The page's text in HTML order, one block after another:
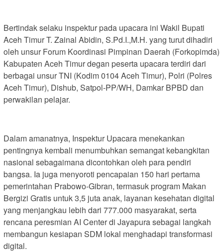
Bertindak selaku inspektur pada upacara ini Wakil Bupati
Aceh Timur T. Zainal Abidin, S.Pd.I.,M.H. yang turut dihadiri
oleh unsur Forum Koordinasi Pimpinan Daerah (Forkopimda)
Kabupaten Aceh Timur degan peserta upacara terdiri dari
berbagai unsur TNI (Kodim 0104 Aceh Timur), Polri (Polres
Aceh Timur), Dishub, Satpol-PP/WH, Damkar BPBD dan
perwakilan pelajar.
Dalam amanatnya, Inspektur Upacara menekankan
pentingnya kembali menumbuhkan semangat kebangkitan
nasional sebagaimana dicontohkan oleh para pendiri
bangsa. Ia juga menyoroti pencapaian 150 hari pertama
pemerintahan Prabowo-Gibran, termasuk program Makan
Bergizi Gratis untuk 3,5 juta anak, layanan kesehatan digital
yang menjangkau lebih dari 777.000 masyarakat, serta
rencana peresmian AI Center di Jayapura sebagai langkah
membangun kesiapan SDM lokal menghadapi transformasi
digital.